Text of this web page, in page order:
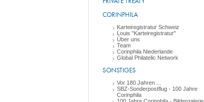
CORINPHILA
Karteiregistratur Schweiz
Louis "Karteiregistratur"
Über uns
Team
Corinphila Niederlande
Global Philatelic Network
SONSTIGES
Vor 180 Jahren ...
SBZ-Sonderpostflug - 100 Jahre
Corinphila